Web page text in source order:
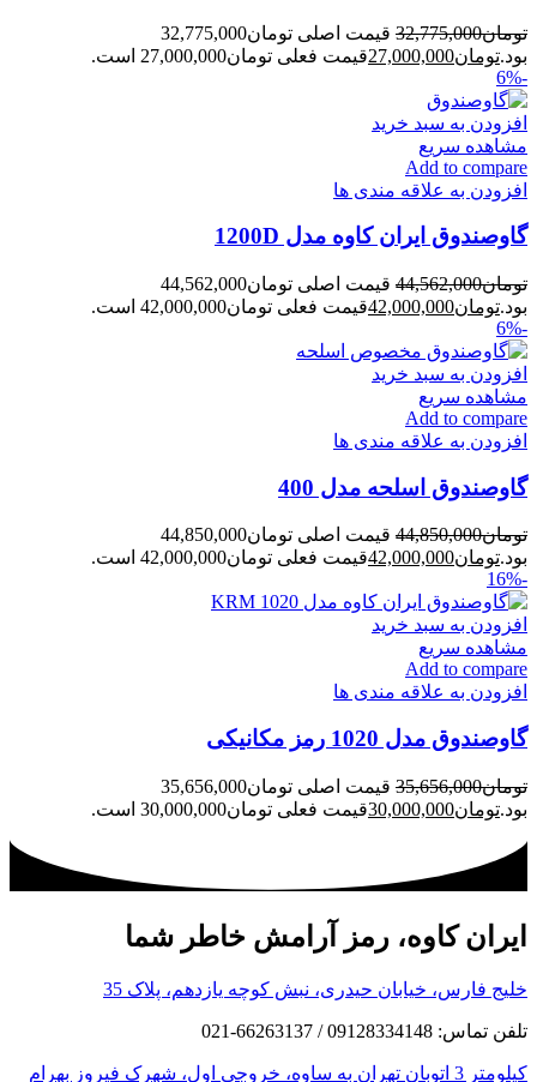
تومان32,775,000
قیمت اصلی تومان32,775,000
بود.تومان27,000,000قیمت فعلی تومان27,000,000 است.
-6%
افزودن به سبد خرید
مشاهده سریع
Add to compare
افزودن به علاقه مندی ها
گاوصندوق ایران کاوه مدل 1200D
تومان44,562,000
قیمت اصلی تومان44,562,000
بود.تومان42,000,000قیمت فعلی تومان42,000,000 است.
-6%
افزودن به سبد خرید
مشاهده سریع
Add to compare
افزودن به علاقه مندی ها
گاوصندوق اسلحه مدل 400
تومان44,850,000
قیمت اصلی تومان44,850,000
بود.تومان42,000,000قیمت فعلی تومان42,000,000 است.
-16%
افزودن به سبد خرید
مشاهده سریع
Add to compare
افزودن به علاقه مندی ها
گاوصندوق مدل 1020 رمز مکانیکی
تومان35,656,000
قیمت اصلی تومان35,656,000
بود.تومان30,000,000قیمت فعلی تومان30,000,000 است.
ایران کاوه، رمز آرامش خاطر شما
خلیج فارس، خیابان حیدری، نبش کوچه یازدهم، پلاک 35
تلفن تماس: 09128334148 / 66263137-021
کیلومتر 3 اتوبان تهران به ساوه، خروجی اول، شهرک فیروز بهرام